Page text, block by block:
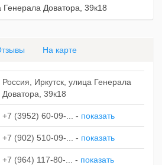
Генерала Доватора, 39к18
На карте
Россия, Иркутск, улица Генерала
Доватора, 39к18
+7 (3952) 60-09-... - показать
+7 (902) 510-09-... - показать
+7 (964) 117-80-... - показать